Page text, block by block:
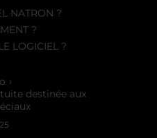
NATRON ?
?
LOGICIEL ?
destinée aux